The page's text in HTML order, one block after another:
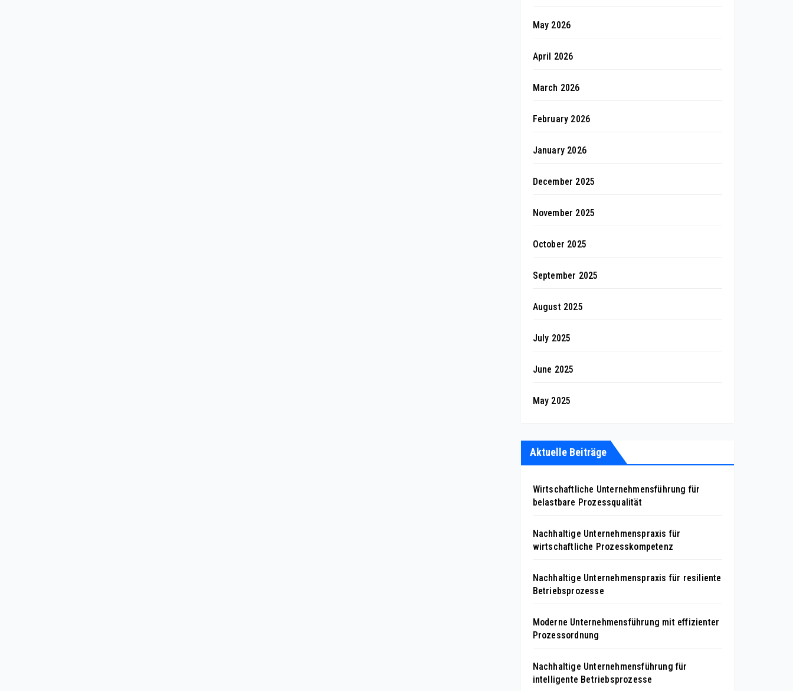
May 2026
April 2026
March 2026
February 2026
January 2026
December 2025
November 2025
October 2025
September 2025
August 2025
July 2025
June 2025
May 2025
Aktuelle Beiträge
Wirtschaftliche Unternehmensführung für
belastbare Prozessqualität
Nachhaltige Unternehmenspraxis für
wirtschaftliche Prozesskompetenz
Nachhaltige Unternehmenspraxis für resiliente
Betriebsprozesse
Moderne Unternehmensführung mit effizienter
Prozessordnung
Nachhaltige Unternehmensführung für
intelligente Betriebsprozesse